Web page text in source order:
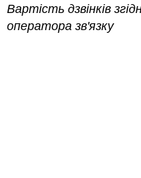
Вартість дзвінків
оператора зв'язку